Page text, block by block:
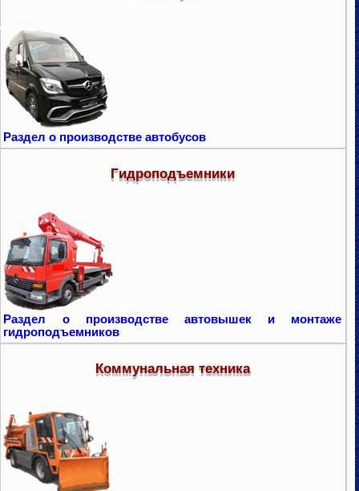
Раздел о производстве автобусов
Гидроподъемники
Раздел о производстве автовышек и монтаже
гидроподъемников
Коммунальная техника